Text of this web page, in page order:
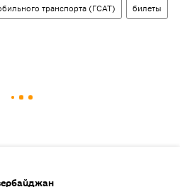
транспорта (ГСАТ) билеты